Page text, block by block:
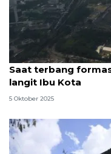
Saat terbang
langit Ibu Kota
5 Oktober 2025